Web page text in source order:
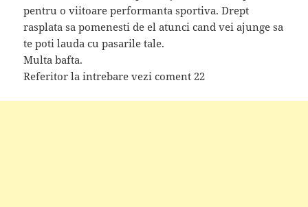
pentru o viitoare performanta sportiva. Drept
rasplata sa pomenesti de el atunci cand vei ajunge sa
te poti lauda cu pasarile tale.
Multa bafta.
Referitor la intrebare vezi coment 22